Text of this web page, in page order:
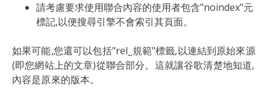
請考慮要求使用聯合內容的使用者包含"noindex"元
標記,以便搜尋引擎不會索引其頁面。
如果可能,您還可以包括"rel_規範"標籤,以連結到原始來源
(即您網站上的文章)從聯合部分。這就讓谷歌清楚地知道,
內容是原來的版本。